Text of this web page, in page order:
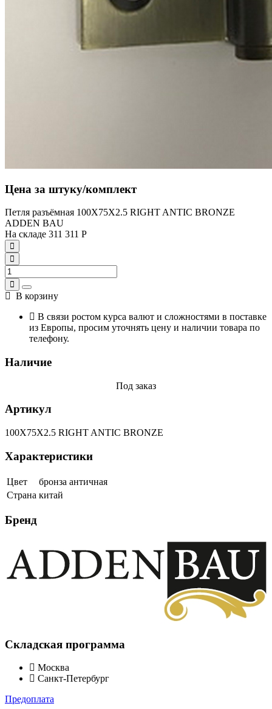
Цена за штуку/комплект
Петля разъёмная 100X75X2.5 RIGHT ANTIC BRONZE
ADDEN BAU
На складе 311 311 Р
В корзину
В связи ростом курса валют и сложностями в поставке
из Европы, просим уточнять цену и наличии товара по
телефону.
Наличие
Под заказ
Артикул
100X75X2.5 RIGHT ANTIC BRONZE
Характеристики
Цвет
бронза античная
Страна китай
Бренд
Складская программа
Москва
Санкт-Петербург
Предоплата